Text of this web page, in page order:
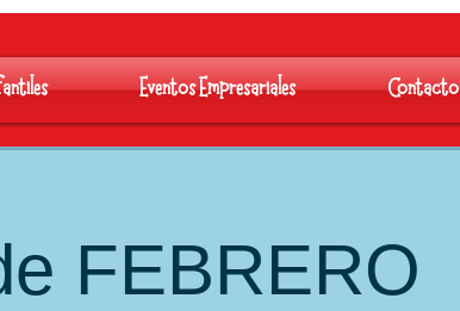
Eventos Empresariales Contacto
FEBRERO